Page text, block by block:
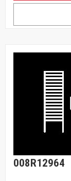
008R12964